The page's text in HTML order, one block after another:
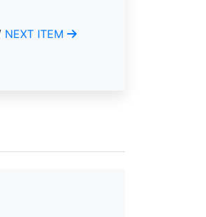
NEXT ITEM